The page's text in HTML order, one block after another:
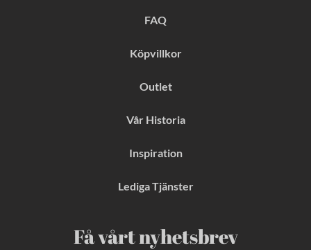
FAQ
Köpvillkor
Outlet
Vår Historia
Inspiration
Lediga Tjänster
Få vårt nyhetsbrev
a
m